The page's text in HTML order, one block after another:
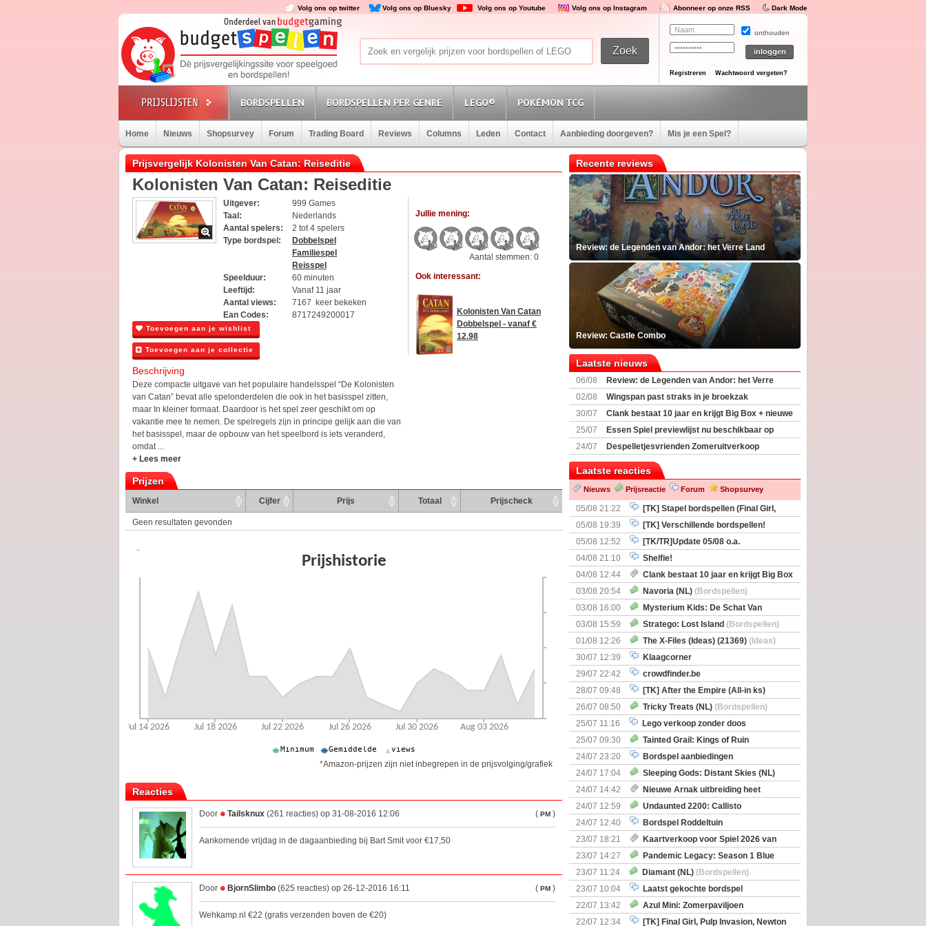
Volg ons op twitter Volg ons op Bluesky Volg ons op Youtube Volg ons op Instagram Abonneer op onze RSS Dark Mode
onthouden
Registreren Wachtwoord vergeten?
BORDSPELLEN BORDSPELLEN PER GENRE LEGO® POKÉMON TCG
Home Nieuws Shopsurvey Forum Trading Board Reviews Columns Leden Contact Aanbieding doorgeven? Mis je een Spel?
Prijsvergelijk Kolonisten Van Catan: Reiseditie
Kolonisten Van Catan: Reiseditie
Uitgever:
999 Games
Taal:
Nederlands
Aantal spelers:
2 tot 4 spelers
Type bordspel:
Dobbelspel
Familiespel
Reisspel
Speelduur:
60 minuten
Leeftijd:
Vanaf 11 jaar
Aantal views:
7167 keer bekeken
Ean Codes:
8717249200017
Toevoegen aan je wishlist
Toevoegen aan je collectie
Beschrijving
Deze compacte uitgave van het populaire handelsspel “De Kolonisten
van Catan” bevat alle spelonderdelen die ook in het basisspel zitten,
maar In kleiner formaat. Daardoor is het spel zeer geschikt om op
vakantie mee te nemen. De spelregels zijn in principe gelijk aan die van
het basisspel, maar de opbouw van het speelbord is iets veranderd,
omdat ...
+ Lees meer
Jullie mening:
Aantal stemmen: 0
Ook interessant:
Kolonisten Van Catan
Dobbelspel - vanaf €
12.98
Prijzen
Winkel Cijfer Prijs Totaal Prijscheck
Geen resultaten gevonden
*Amazon-prijzen zijn niet inbegrepen in de prijsvolging/grafiek
Reacties
Door Tailsknux (261 reacties) op 31-08-2016 12:06 ( PM )
Aankomende vrijdag in de dagaanbieding bij Bart Smit voor €17,50
Door BjornSlimbo (625 reacties) op 26-12-2016 16:11 ( PM )
Wehkamp.nl €22 (gratis verzenden boven de €20)
Recente reviews
Review: de Legenden van Andor: het Verre Land
Review: Castle Combo
Laatste nieuws
06/08
Review: de Legenden van Andor: het Verre
Land
02/08
Wingspan past straks in je broekzak
30/07
Clank bestaat 10 jaar en krijgt Big Box + nieuwe
uitbreiding
25/07
Essen Spiel previewlijst nu beschikbaar op
Boardgamegeek
24/07
Despelletjesvrienden Zomeruitverkoop
Laatste reacties
Nieuws Prijsreactie Forum Shopsurvey
05/08 21:22
[TK] Stapel bordspellen (Final Girl,
Nemesis Retaliation, Zombicide Invader)
05/08 19:39
[TK] Verschillende bordspellen!
05/08 12:52
[TK/TR]Update 05/08 o.a.
Prijsverlagingen, Imperium Horizons, 20 Strong
04/08 21:10
Shelfie!
04/08 12:44
Clank bestaat 10 jaar en krijgt Big Box
+ nieuwe uitbreiding
03/08 20:54 Navoria (NL) (Bordspellen)
03/08 16:00
Mysterium Kids: De Schat Van
Kapitein Boe
(Bordspellen)
03/08 15:59 Stratego: Lost Island (Bordspellen)
01/08 12:26
The X-Files (Ideas) (21369) (Ideas)
30/07 12:39
Klaagcorner
29/07 22:42
crowdfinder.be
28/07 09:48
[TK] After the Empire (All-in ks)
26/07 08:50
Tricky Treats (NL) (Bordspellen)
25/07 11:16
Lego verkoop zonder doos
25/07 09:30
Tainted Grail: Kings of Ruin
Uitbreiding: Wyrd Encounters(Bordspellen)
24/07 23:20
Bordspel aanbiedingen
24/07 17:04
Sleeping Gods: Distant Skies (NL)
(Bordspellen)
24/07 14:42
Nieuwe Arnak uitbreiding heet
Surprise Shipments
24/07 12:59
Undaunted 2200: Callisto
(Bordspellen)
24/07 12:40
Bordspel Roddeltuin
23/07 18:21
Kaartverkoop voor Spiel 2026 van
start
23/07 14:27
Pandemic Legacy: Season 1 Blue
(Bordspellen)
23/07 11:24 Diamant (NL) (Bordspellen)
23/07 10:04
Laatst gekochte bordspel
22/07 13:42
Azul Mini: Zomerpaviljoen
(Bordspellen)
22/07 12:34 [TK] Final Girl, Pulp Invasion, Newton